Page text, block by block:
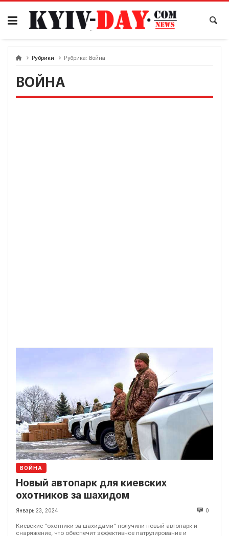
перейти
содержанию
Рубрики Рубрика: Война
ВОЙНА
ВОЙНА
Новый автопарк для киевских
охотников за шахидом
Январь 23, 2024 0
Киевские "охотники за шахидами" получили новый автопарк и
снаряжение, что обеспечит эффективное патрулирование и